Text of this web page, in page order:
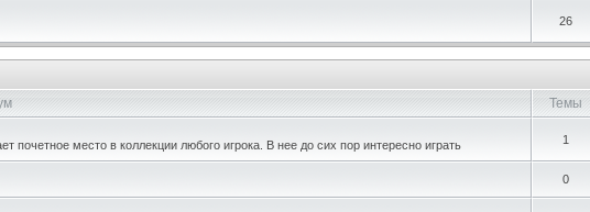
26
Темы
почетное место в коллекции любого игрока. В нее до сих пор интересно играть 1
0